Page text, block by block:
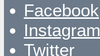
Facebook
Instagram
Twitter